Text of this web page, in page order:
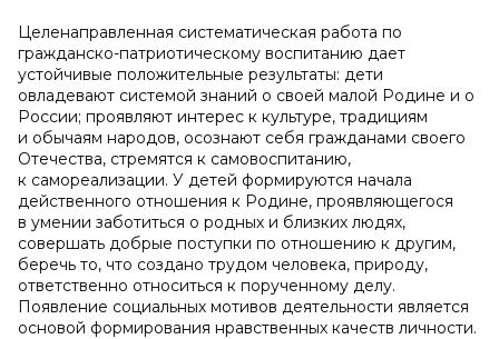
Целенаправленная систематическая работа по
гражданско-патриотическому воспитанию дает
устойчивые положительные результаты: дети
овладевают системой знаний о своей малой Родине и о
России; проявляют интерес к культуре, традициям
и обычаям народов, осознают себя гражданами своего
Отечества, стремятся к самовоспитанию,
к самореализации. У детей формируются начала
действенного отношения к Родине, проявляющегося
в умении заботиться о родных и близких людях,
совершать добрые поступки по отношению к другим,
беречь то, что создано трудом человека, природу,
ответственно относиться к порученному делу.
Появление социальных мотивов деятельности является
основой формирования нравственных качеств личности.